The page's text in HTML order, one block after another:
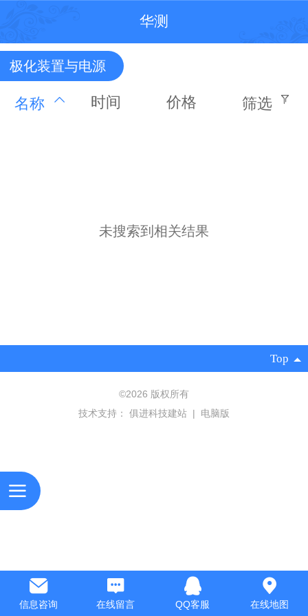
华测
极化装置与电源
名称 时间 价格 筛选
未搜索到相关结果
Top
©2026 版权所有
技术支持： 俱进科技建站 | 电脑版
信息咨询 在线留言 QQ客服 在线地图